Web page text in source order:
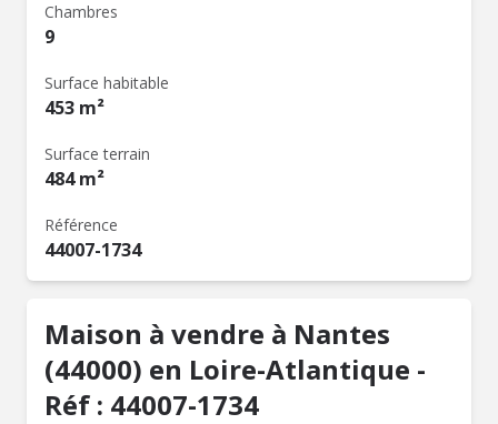
Chambres
9
Surface habitable
453 m²
Surface terrain
484 m²
Référence
44007-1734
Maison à vendre à Nantes
(44000) en Loire-Atlantique -
Réf : 44007-1734